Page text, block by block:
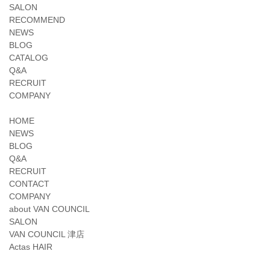
SALON
RECOMMEND
NEWS
BLOG
CATALOG
Q&A
RECRUIT
COMPANY
HOME
NEWS
BLOG
Q&A
RECRUIT
CONTACT
COMPANY
about VAN COUNCIL
SALON
VAN COUNCIL 津店
Actas HAIR